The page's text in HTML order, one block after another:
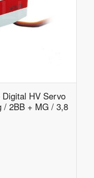
HV Servo
/ 2BB + MG / 3,8